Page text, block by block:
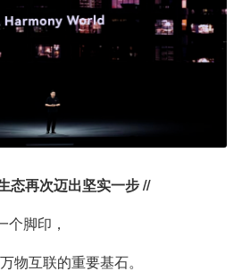
态再次迈出坚实一步 //
个脚印，
物互联的重要基石。